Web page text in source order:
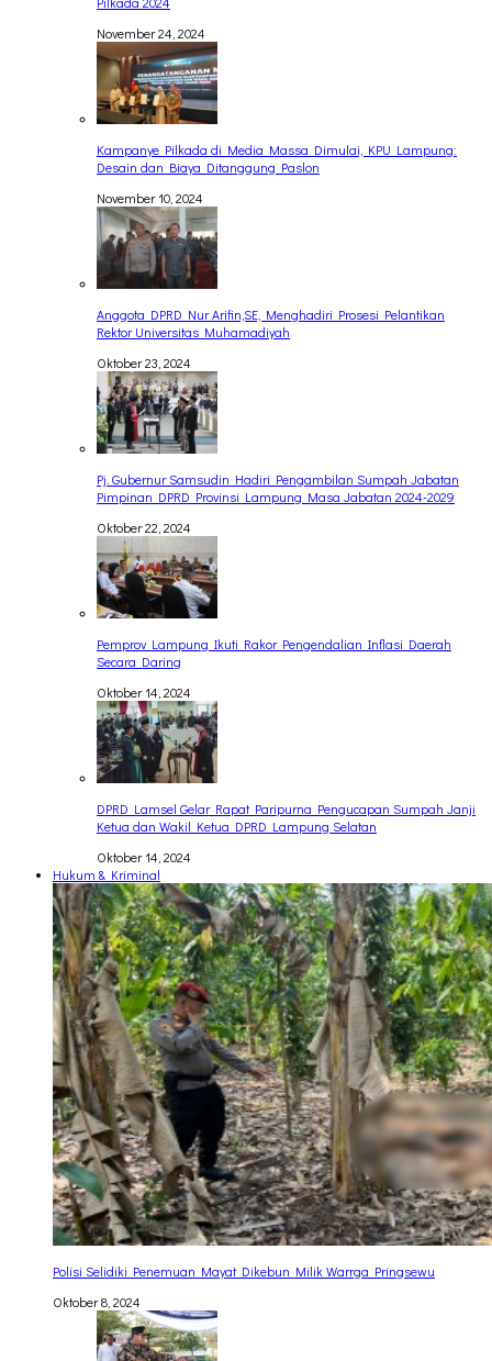
November 24, 2024
Kampanye Pilkada di Media Massa Dimulai, KPU Lampung:
Desain dan Biaya Ditanggung Paslon
November 10, 2024
Anggota DPRD Nur Arifin,SE, Menghadiri Prosesi Pelantikan
Rektor Universitas Muhamadiyah
Oktober 23, 2024
Pj. Gubernur Samsudin Hadiri Pengambilan Sumpah Jabatan
Pimpinan DPRD Provinsi Lampung Masa Jabatan 2024-2029
Oktober 22, 2024
Pemprov Lampung Ikuti Rakor Pengendalian Inflasi Daerah
Secara Daring
Oktober 14, 2024
DPRD Lamsel Gelar Rapat Paripurna Pengucapan Sumpah Janji
Ketua dan Wakil Ketua DPRD Lampung Selatan
Oktober 14, 2024
Hukum & Kriminal
Polisi Selidiki Penemuan Mayat Dikebun Milik Warrga Pringsewu
Oktober 8, 2024